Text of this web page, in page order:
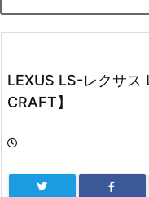
LEXUS LS-レクサ
CRAFT】